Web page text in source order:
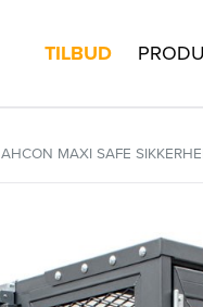
TILBUD
AHCON MAXI SAFE